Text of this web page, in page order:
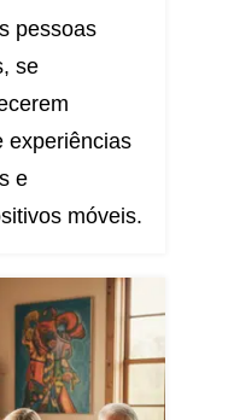
pessoas
se
experiências
e
móveis.